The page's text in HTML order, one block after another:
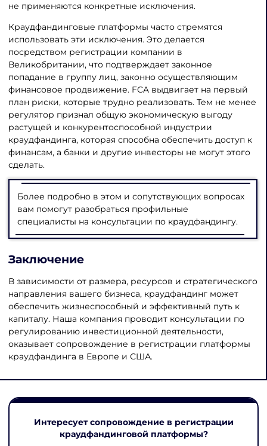
не применяются конкретные исключения.
Краудфандинговые платформы часто стремятся
использовать эти исключения. Это делается
посредством регистрации компании в
Великобритании, что подтверждает законное
попадание в группу лиц, законно осуществляющим
финансовое продвижение. FCA выдвигает на первый
план риски, которые трудно реализовать. Тем не менее
регулятор признал общую экономическую выгоду
растущей и конкурентоспособной индустрии
краудфандинга, которая способна обеспечить доступ к
финансам, а банки и другие инвесторы не могут этого
сделать.
Более подробно в этом и сопутствующих вопросах
вам помогут разобраться профильные
специалисты на консультации по краудфандингу.
Заключение
В зависимости от размера, ресурсов и стратегического
направления вашего бизнеса, краудфандинг может
обеспечить жизнеспособный и эффективный путь к
капиталу. Наша компания проводит консультации по
регулированию инвестиционной деятельности,
оказывает сопровождение в регистрации платформы
краудфандинга в Европе и США.
Интересует сопровождение в регистрации
краудфандинговой платформы?